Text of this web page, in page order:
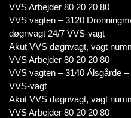
VVS Arbejder 80 20 20 80
VVS vagten – 3120
døgnvagt 24/7 VVS-vagt
Akut VVS døgnvagt, vagt
VVS Arbejder 80 20 20 80
VVS vagten – 3140 Ålsgårde
VVS-vagt
Akut VVS døgnvagt, vagt
VVS Arbejder 80 20 20 80